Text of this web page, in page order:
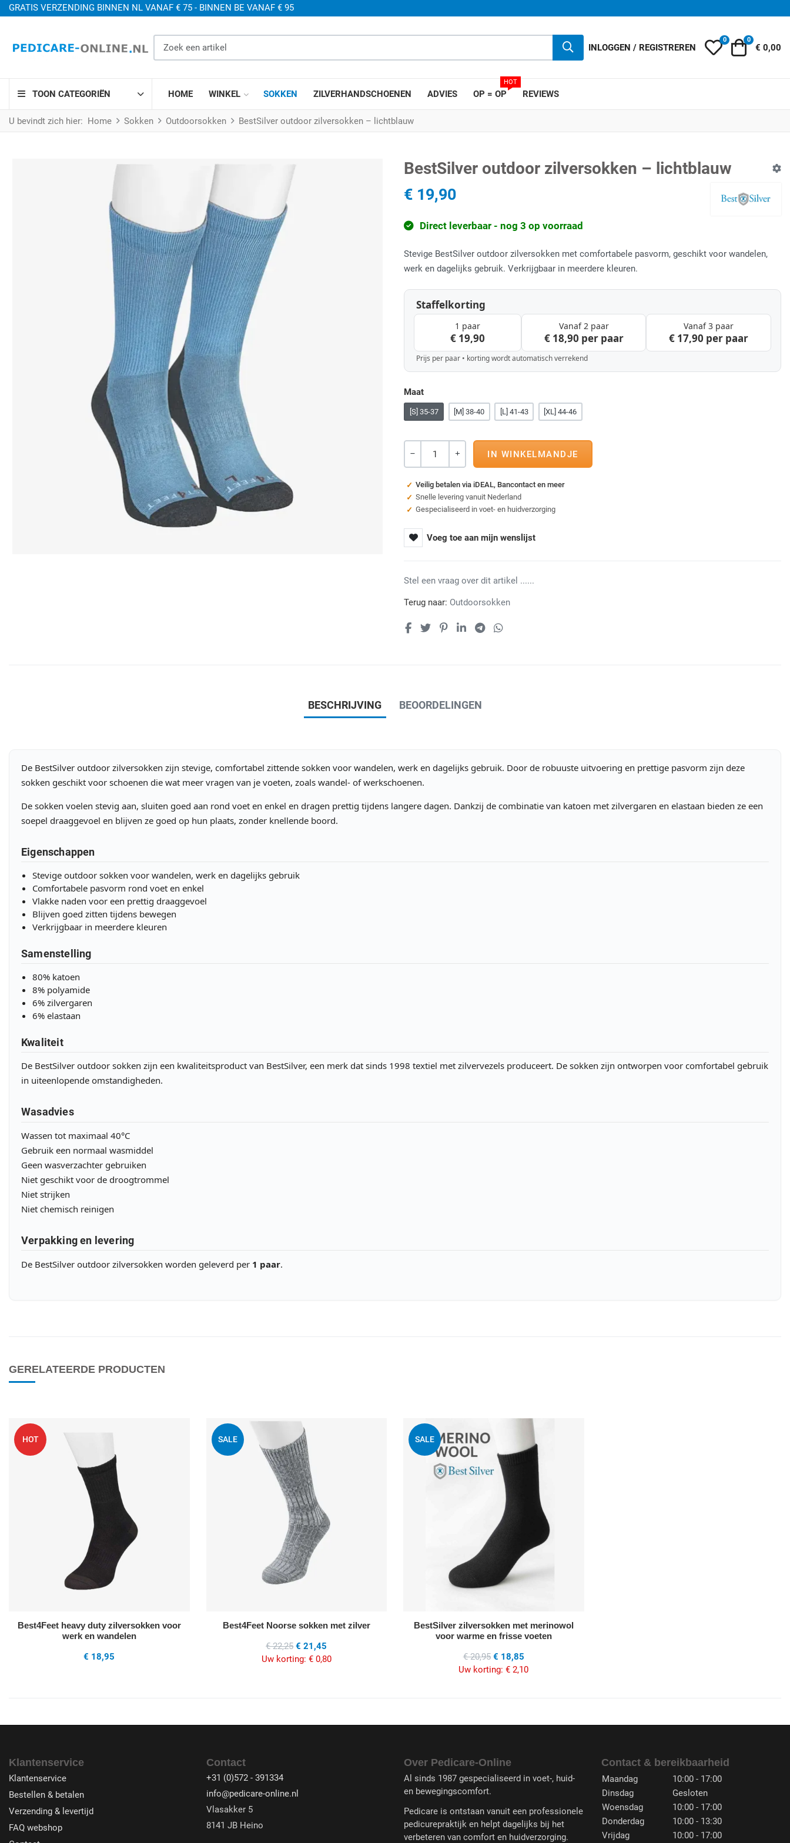
GRATIS VERZENDING BINNEN NL VANAF € 75 - BINNEN BE VANAF € 95
INLOGGEN / REGISTREREN Mijn wensenlijst
0 0
€ 0,00
TOON CATEGORIËN HOME WINKEL SOKKEN ZILVERHANDSCHOENEN ADVIES OP = OP
HOT
REVIEWS
U bevindt zich hier: Home Sokken Outdoorsokken BestSilver outdoor zilversokken – lichtblauw
BestSilver outdoor zilversokken – lichtblauw
€ 19,90
Direct leverbaar - nog 3 op voorraad
Stevige BestSilver outdoor zilversokken met comfortabele pasvorm, geschikt voor wandelen,
werk en dagelijks gebruik. Verkrijgbaar in meerdere kleuren.
Staffelkorting
1 paar
€ 19,90
Vanaf 2 paar
€ 18,90 per paar
Vanaf 3 paar
€ 17,90 per paar
Prijs per paar • korting wordt automatisch verrekend
Maat
[S] 35-37 [M] 38-40 [L] 41-43 [XL] 44-46
Veilig betalen via iDEAL, Bancontact en meer
Snelle levering vanuit Nederland
Gespecialiseerd in voet- en huidverzorging
Voeg toe aan mijn wenslijst
Stel een vraag over dit artikel ......
Terug naar: Outdoorsokken
BESCHRIJVING BEOORDELINGEN
De BestSilver outdoor zilversokken zijn stevige, comfortabel zittende sokken voor wandelen, werk en dagelijks gebruik. Door de robuuste uitvoering en prettige pasvorm zijn deze
sokken geschikt voor schoenen die wat meer vragen van je voeten, zoals wandel- of werkschoenen.
De sokken voelen stevig aan, sluiten goed aan rond voet en enkel en dragen prettig tijdens langere dagen. Dankzij de combinatie van katoen met zilvergaren en elastaan bieden ze een
soepel draaggevoel en blijven ze goed op hun plaats, zonder knellende boord.
Eigenschappen
Stevige outdoor sokken voor wandelen, werk en dagelijks gebruik
Comfortabele pasvorm rond voet en enkel
Vlakke naden voor een prettig draaggevoel
Blijven goed zitten tijdens bewegen
Verkrijgbaar in meerdere kleuren
Samenstelling
80% katoen
8% polyamide
6% zilvergaren
6% elastaan
Kwaliteit
De BestSilver outdoor sokken zijn een kwaliteitsproduct van BestSilver, een merk dat sinds 1998 textiel met zilvervezels produceert. De sokken zijn ontworpen voor comfortabel gebruik
in uiteenlopende omstandigheden.
Wasadvies
Wassen tot maximaal 40°C
Gebruik een normaal wasmiddel
Geen wasverzachter gebruiken
Niet geschikt voor de droogtrommel
Niet strijken
Niet chemisch reinigen
Verpakking en levering
De BestSilver outdoor zilversokken worden geleverd per 1 paar.
GERELATEERDE PRODUCTEN
HOT
Voeg toe aan mijn wenslijst
Quick View
Best4Feet heavy duty zilversokken voor
werk en wandelen
€ 18,95
SALE
Voeg toe aan mijn wenslijst
Quick View
Best4Feet Noorse sokken met zilver
€ 22,25 € 21,45
Uw korting: € 0,80
SALE
BestSilver zilversokken met merinowol
voor warme en frisse voeten
€ 20,95 € 18,85
Uw korting:€ 2,10
Klantenservice
Klantenservice
Bestellen & betalen
Verzending & levertijd
FAQ webshop
Contact
+31 (0)572 - 391334
info@pedicare-online.nl
Vlasakker 5
8141 JB Heino
Over Pedicare-Online
Al sinds 1987 gespecialiseerd in voet-, huid-
en bewegingscomfort.
Pedicare is ontstaan vanuit een professionele
pedicurepraktijk en helpt dagelijks bij het
verbeteren van comfort en huidverzorging.
Contact & bereikbaarheid
Maandag
10:00 - 17:00
Dinsdag
Gesloten
Woensdag
10:00 - 17:00
Donderdag
10:00 - 13:30
Vrijdag
10:00 - 17:00